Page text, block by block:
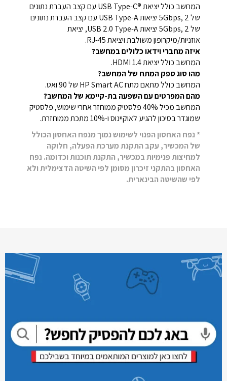
המחשב כולל יציאת USB Type-C®‎ עם קצב העברת נתונים
של 5Gbps, 2 יציאות USB Type-A עם קצב העברת נתונים
של 5Gbps, 2 יציאות USB 2.0 Type-A‏, יציאת
אוזניות/מיקרופון משולבת ויציאת RJ-45.
איזה מחברי וידאו כלולים במחשב?
המחשב כולל יציאת HDMI 1.4.
מהו סוג ספק המתח של המחשב?
המחשב כולל מתאם מתח HP Smart AC של 90 ואט.
מהם המפרטים עם השפעה בת-קיימא של המחשב?
המחשב מכיל 40% פלסטיק ממוחזר אחרי שימוש, פלסטיק
שמוגדר בסיכון להגיע לאוקיינוס ו-10% מתכת ממוחזרת.
* נפח האחסון הפנוי לשימוש נמוך מנפח האחסון הכולל
של המכשיר, עקב התקנת מערכת הפעלה, חלוקה
למחיצות פנימיות במכשיר, התקנת תוכנות וכדומה. נפח
האחסון בהתקני זיכרון מסומן לפי השיטה הדצימלית ולא
לפי שהשיטה הבינארית.